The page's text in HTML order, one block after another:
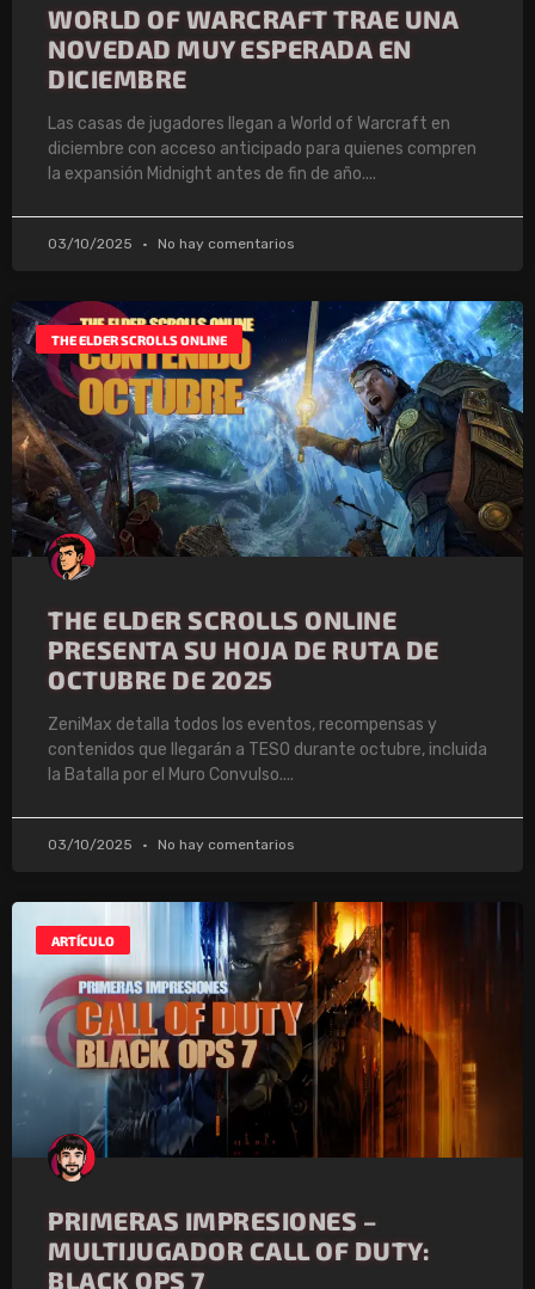
WORLD OF WARCRAFT TRAE UNA
NOVEDAD MUY ESPERADA EN
DICIEMBRE
Las casas de jugadores llegan a World of Warcraft en
diciembre con acceso anticipado para quienes compren
la expansión Midnight antes de fin de año.
03/10/2025 No hay comentarios
THE ELDER SCROLLS ONLINE
THE ELDER SCROLLS ONLINE
PRESENTA SU HOJA DE RUTA DE
OCTUBRE DE 2025
ZeniMax detalla todos los eventos, recompensas y
contenidos que llegarán a TESO durante octubre, incluida
la Batalla por el Muro Convulso.
03/10/2025 No hay comentarios
ARTÍCULO
PRIMERAS IMPRESIONES –
MULTIJUGADOR CALL OF DUTY:
BLACK OPS 7